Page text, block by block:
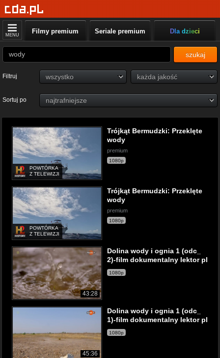
MENU Filmy premium Seriale premium Dla dzieci
szukaj
Filtruj
Sortuj po
POWTÓRKA
Z TELEWIZJI
Trójkąt Bermudzki: Przeklęte
wody
premium
1080p
POWTÓRKA
Z TELEWIZJI
Trójkąt Bermudzki: Przeklęte
wody
premium
1080p
43:28
Dolina wody i ognia 1 (odc_
2)-film dokumentalny lektor pl
1080p
45:36
Dolina wody i ognia 1 (odc_
1)-film dokumentalny lektor pl
1080p